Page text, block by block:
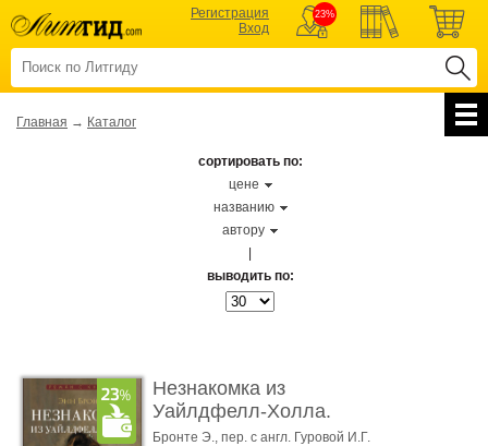
Регистрация
Вход
23%
Главная → Каталог
сортировать по:
цене
названию
автору
выводить по:
Незнакомка из
Уайлдфелл-Холла.
Роман (Серия «Р� ...
Бронте Э., пер. с англ. Гуровой И.Г.